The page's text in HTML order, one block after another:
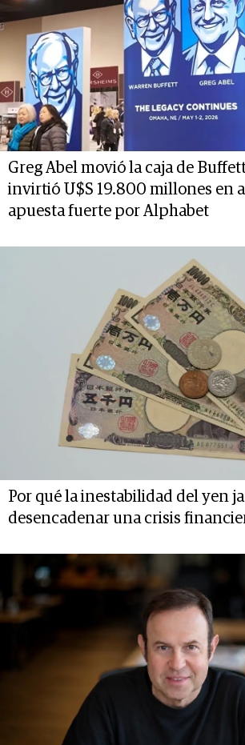
Greg Abel movió la caja de
invirtió U$S 19.800 millones en
apuesta fuerte por Alphabet
Por qué la inestabilidad del yen
desencadenar una crisis